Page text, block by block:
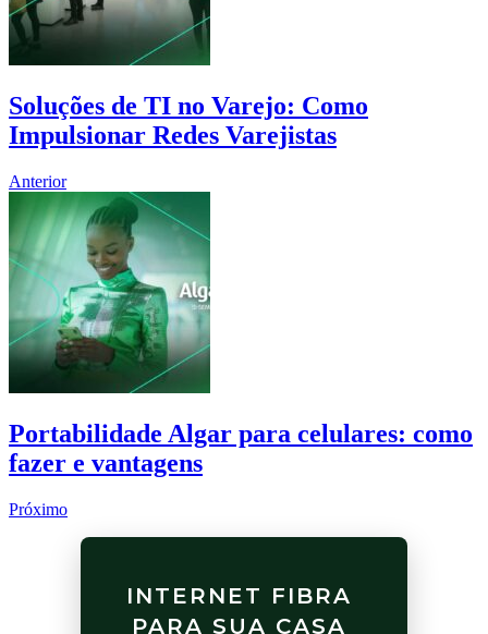
Soluções de TI no Varejo: Como
Impulsionar Redes Varejistas
Anterior
Portabilidade Algar para celulares: como
fazer e vantagens
Próximo
INTERNET FIBRA
PARA SUA CASA